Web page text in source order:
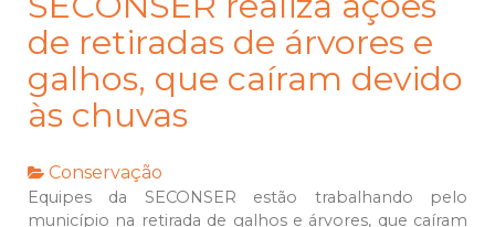
de retiradas de árvores e
galhos, que caíram devido
às chuvas
Conservação
Equipes da SECONSER estão trabalhando pelo
município na retirada de galhos e árvores, que caíram